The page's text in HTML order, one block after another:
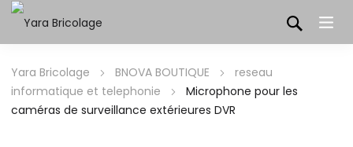
Yara Bricolage BNOVA BOUTIQUE
reseau
informatique et telephonie
Microphone pour les
caméras de surveillance extérieures DVR